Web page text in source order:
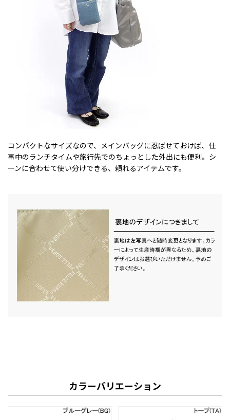
コンパクトなサイズなので、メインバッグに忍ばせておけば、仕
事中のランチタイムや旅行先でのちょっとした外出にも便利。シ
ーンに合わせて使い分けできる、頼れるアイテムです。
カラーバリエーション